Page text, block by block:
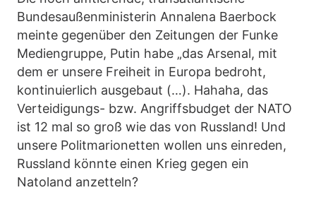
Bundesaußenministerin Annalena Baerbock
meinte gegenüber den Zeitungen der Funke
Mediengruppe, Putin habe „das Arsenal, mit
dem er unsere Freiheit in Europa bedroht,
kontinuierlich ausgebaut (…). Hahaha, das
Verteidigungs- bzw. Angriffsbudget der NATO
ist 12 mal so groß wie das von Russland! Und
unsere Politmarionetten wollen uns einreden,
Russland könnte einen Krieg gegen ein
Natoland anzetteln?